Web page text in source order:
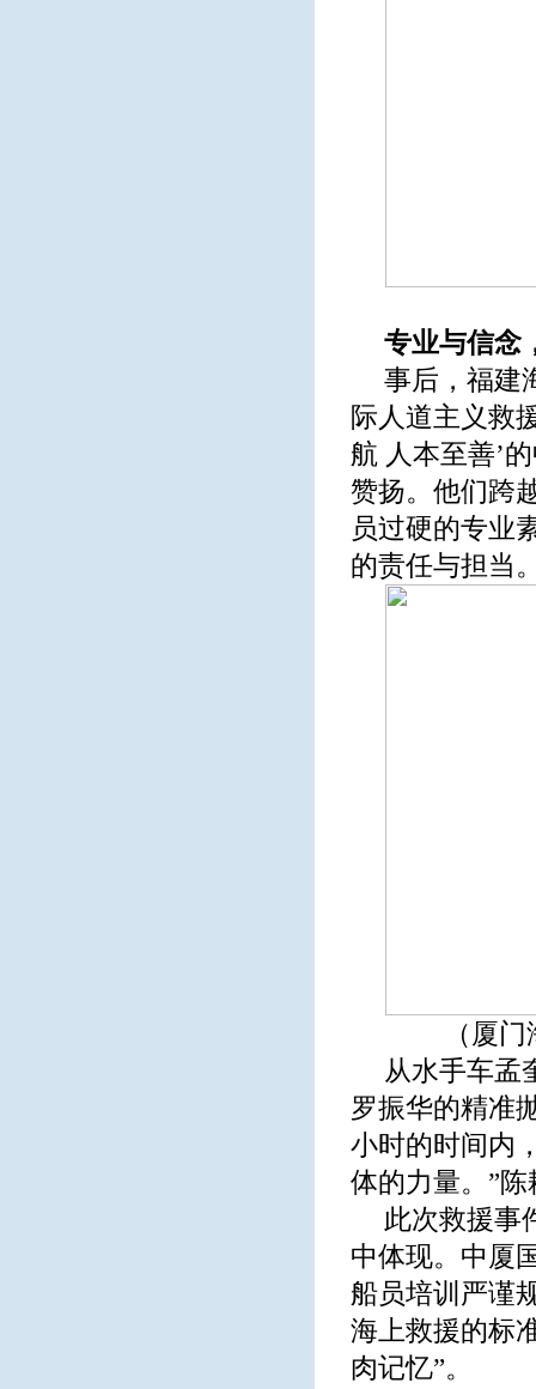
专业与信念
事后，福建
际人道主义救
航 人本至善’
赞扬。他们跨
员过硬的专业
的责任与担当
（厦
从水手车孟
罗振华的精准
小时的时间内
体的力量。”
此次救援事
中体现。中厦
船员培训严谨
海上救援的标
肉记忆”。